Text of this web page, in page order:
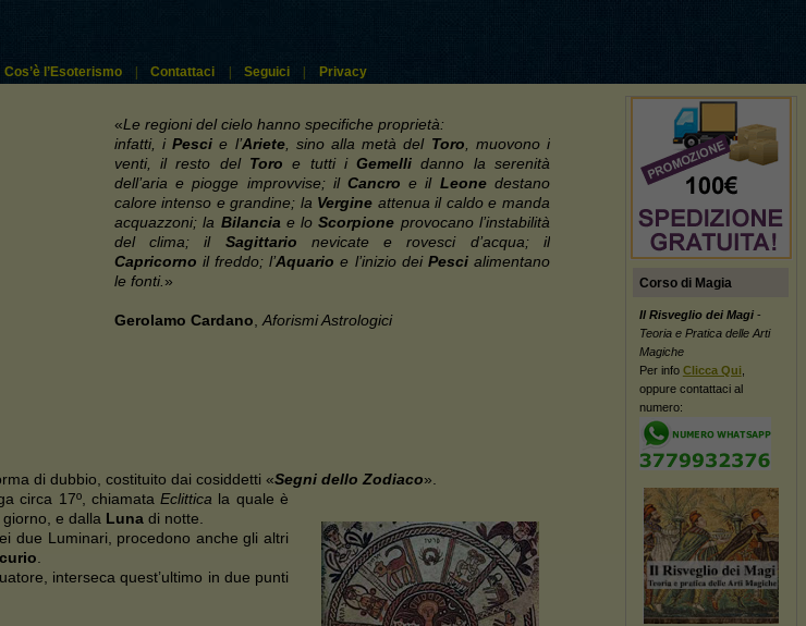
Cos’è l’Esoterismo | Contattaci | Seguici | Privacy
Corso di Magia
Il Risveglio dei Magi-
Teoria e Pratica delle Arti
Magiche
Per info Clicca Qui
oppure contattaci al
numero:
«Le regioni del cielo hanno specifiche proprietà:
infatti, iPesci e l’Ariete, sino alla metà del Toro, muovono i
venti, il resto del Toro e tutti iGemelli danno la serenità
dell’aria e piogge improvvise; ilCancro e il Leonedestano
calore intenso e grandine; la Vergine attenua il caldo e manda
acquazzoni; la Bilanciae loScorpione provocano l’instabilità
del clima; il Sagittario nevicate e rovesci d’acqua; il
Capricorno il freddo; l’Aquario e l’inizio dei Pescialimentano
le fonti.»
Gerolamo Cardano,Aforismi Astrologici
di dubbio, costituito dai cosiddetti «Segni dello Zodiaco».
circa 17º, chiamataEclittica la quale è
giorno, e dalla Luna di notte.
due Luminari, procedono anche gli altri
.
interseca quest’ultimo in due punti